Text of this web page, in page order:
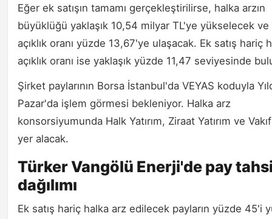
Eğer ek satışın tamamı gerçekleştirilirse, halka arzın
büyüklüğü yaklaşık 10,54 milyar TL'ye yükselecek ve
açıklık oranı yüzde 13,67'ye ulaşacak. Ek satış hariç
açıklık oranı ise yaklaşık yüzde 11,47 seviyesinde
Şirket paylarının Borsa İstanbul'da VEYAS koduyla
Pazar'da işlem görmesi bekleniyor. Halka arz
konsorsiyumunda Halk Yatırım, Ziraat Yatırım ve Vakıf
yer alacak.
Türker Vangölü Enerji'de pay
dağılımı
Ek satış hariç halka arz edilecek payların yüzde 45'i